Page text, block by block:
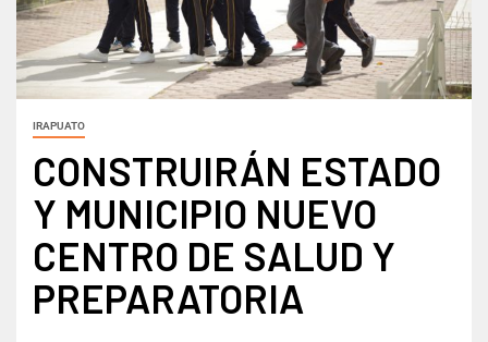
IRAPUATO
CONSTRUIRÁN ESTADO
Y MUNICIPIO NUEVO
CENTRO DE SALUD Y
PREPARATORIA